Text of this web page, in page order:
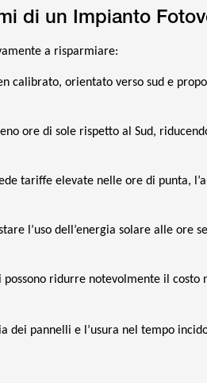
di un Impianto
a risparmiare:
calibrato, orientato verso sud e
ore di sole rispetto al Sud,
tariffe elevate nelle ore di punta,
l’uso dell’energia solare alle ore
ridurre notevolmente il costo
dei pannelli e l’usura nel tempo